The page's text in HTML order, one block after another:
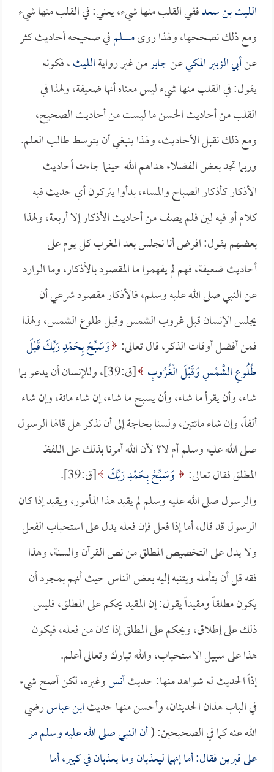
الليث بن سعدففي القلب منها شيء، يعني: في القلب منها شيء
ومع ذلك نصححها، ولهذا روىمسلمفي صحيحه أحاديث كثر
عنأبي الزبير المكيعنجابرمن غير روايةالليث، فكونه
يقول: في القلب منها شيء ليس معناه أنها ضعيفة، ولهذا في
القلب من أحاديث الحسن ما ليست من أحاديث الصحيح،
ومع ذلك نقبل الأحاديث، ولهذا ينبغي أن يتوسط طالب العلم.
وربما تجد بعض الفضلاء هداهم الله حينما جاءت أحاديث
الأذكار كأذكار الصباح والمساء، بدأوا يتركون أي حديث فيه
كلام أو فيه لين فلم يصف من أحاديث الأذكار إلا أربعة، ولهذا
بعضهم يقول: افرض أنا نجلس بعد المغرب كل يوم على
أحاديث ضعيفة، فهم لم يفهموا ما المقصود بالأذكار، وما الوارد
عن النبي صلى الله عليه وسلم، فالأذكار مقصود شرعي أن
يجلس الإنسان قبل غروب الشمس وقبل طلوع الشمس، ولهذا
فمن أفضل أوقات الذكر، قال تعالى: وَسَبِّحْ بِحَمْدِ رَبِّكَ قَبْلَ
طُلُوعِ الشَّمْسِ وَقَبْلَ الْغُرُوبِ
[ق:39]، وللإنسان أن يدعو بما
شاء، وأن يقرأ ما شاء، وأن يسبح ما شاء، إن شاء مائة، وإن شاء
ألفاً، وإن شاء مائتين، ولسنا بحاجة إلى أن نذكر هل قالها الرسول
صلى الله عليه وسلم أم لا؟ لأن الله أمرنا بذلك على اللفظ
المطلق فقال تعالى:
وَسَبِّحْ بِحَمْدِ رَبِّكَ [ق:39].
والرسول صلى الله عليه وسلم لم يقيد هذا المأمور، ويقيد إذا كان
الرسول قد قال، أما إذا فعل فإن فعله يدل على استحباب الفعل
ولا يدل على التخصيص المطلق من نص القرآن والسنة، وهذا
فقه قل أن يتأمله ويتنبه إليه بعض الناس حيث أنهم بمجرد أن
يكون مطلقاً ومقيداً يقول: إن المقيد يحكم على المطلق، فليس
ذلك على إطلاق، ويحكم على المطلق إذا كان من فعله، فيكون
هذا على سبيل الاستحباب، والله تبارك وتعالى أعلم.
إذاً الحديث له شواهد منها: حديثأنسوغيره، لكن أصح شيء
في الباب هذان الحديثان، وأحسن منها حديثابن عباسرضي
الله عنه كما في الصحيحين: (أن النبي صلى الله عليه وسلم مر
على قبرين فقال: أما إنهما ليعذبان وما يعذبان في كبير، أما